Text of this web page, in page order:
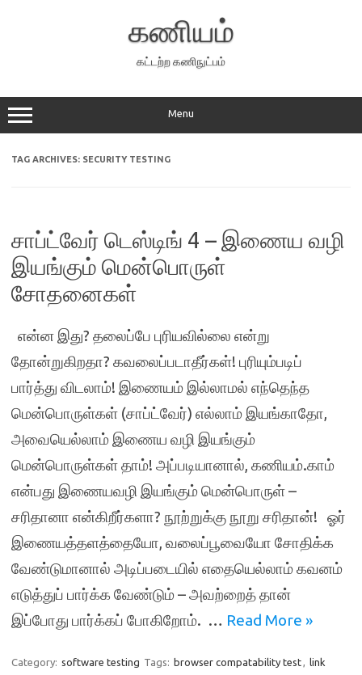
கணியம்
கட்டற்ற கணிநுட்பம்
Menu
TAG ARCHIVES: SECURITY TESTING
சாப்ட்வேர் டெஸ்டிங் 4 – இணைய வழி
இயங்கும் மென்பொருள்
சோதனைகள்
என்ன இது? தலைப்பே புரியவில்லை என்று
தோன்றுகிறதா? கவலைப்படாதீர்கள்! புரியும்படிப்
பார்த்து விடலாம்! இணையம் இல்லாமல் எந்தெந்த
மென்பொருள்கள் (சாப்ட்வேர்) எல்லாம் இயங்காதோ,
அவையெல்லாம் இணைய வழி இயங்கும்
மென்பொருள்கள் தாம்! அப்படியானால், கணியம்.காம்
என்பது இணையவழி இயங்கும் மென்பொருள் –
சரிதானா என்கிறீர்களா? நூற்றுக்கு நூறு சரிதான்! ஓர்
இணையத்தளத்தையோ, வலைப்பூவையோ சோதிக்க
வேண்டுமானால் அடிப்படையில் எதையெல்லாம் கவனம்
எடுத்துப் பார்க்க வேண்டும் – அவற்றைத் தான்
இப்போது பார்க்கப் போகிறோம். … Read More »
Category: software testing Tags: browser compatability test, link